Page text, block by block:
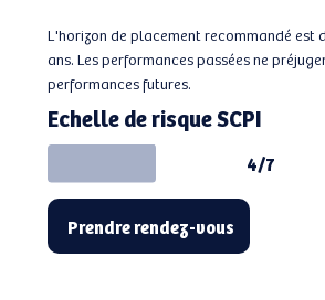
L'horizon de placement recommandé est
ans. Les performances passées ne
performances futures.
Echelle de risque SCPI
4/7
Prendre rendez-vous